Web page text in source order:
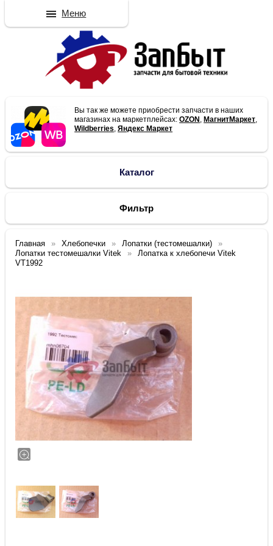
Вы так же можете приобрести запчасти в наших
магазинах на маркетплейсах:OZON , МагнитМаркет,
Wildberries,Яндекс Маркет
Каталог
Фильтр
Главная Хлебопечки
Лопатки (тестомешалки)
Лопатки тестомешалки Vitek
Лопатка к хлебопечи Vitek
VT1992
Меню